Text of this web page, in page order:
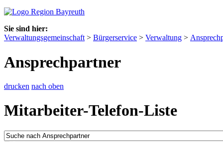
Sie sind hier:
Verwaltungsgemeinschaft > Bürgerservice > Verwaltung >
Ansprechpartner
drucken nach oben
Mitarbeiter-Telefon-Liste